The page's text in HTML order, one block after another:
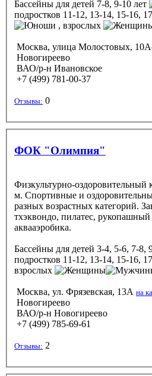
Бассейны для детей 7-8, 9-10 лет
подростков 11-12, 13-14, 15-16,
, взрослых
Москва, улица Молостовых,
Новогиреево
ВАО/р-н Ивановское
+7 (499) 781-00-37
Отзывы: 0
ФОК "Олимпия"
Физкультурно-оздоровительный
м. Спортивные и
разных возрастных категорий.
тхэквондо, пилатес,
аквааэробика.
Бассейны для детей 3-4, 5-6, 7-8,
подростков 11-12, 13-14, 15-16,
взрослых
Москва, ул. Фрязевская, 13А на
Новогиреево
ВАО/р-н Новогиреево
+7 (499) 785-69-61
Отзывы: 2